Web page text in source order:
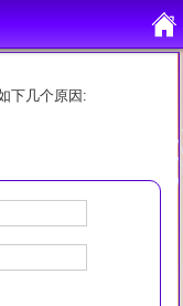
下几个原因: